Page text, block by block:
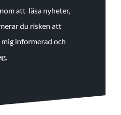
att läsa nyheter,
du risken att
informerad och